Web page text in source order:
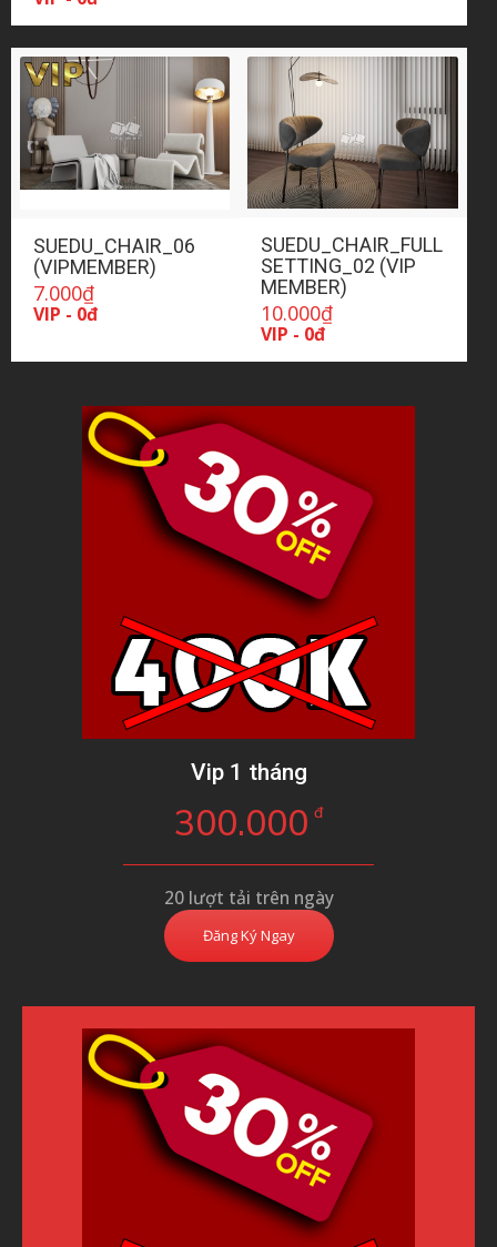
SUEDU_CHAIR_06
(VIPMEMBER)
7.000₫
VIP - 0đ
SUEDU_CHAIR_FULL
SETTING_02 (VIP
MEMBER)
10.000₫
VIP - 0đ
Vip 1 tháng
300.000 đ
20 lượt tải trên ngày
Đăng Ký Ngay